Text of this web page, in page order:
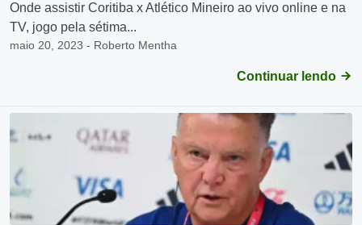
Onde assistir Coritiba x Atlético Mineiro ao vivo online e na
TV, jogo pela sétima...
maio 20, 2023 - Roberto Mentha
Continuar lendo